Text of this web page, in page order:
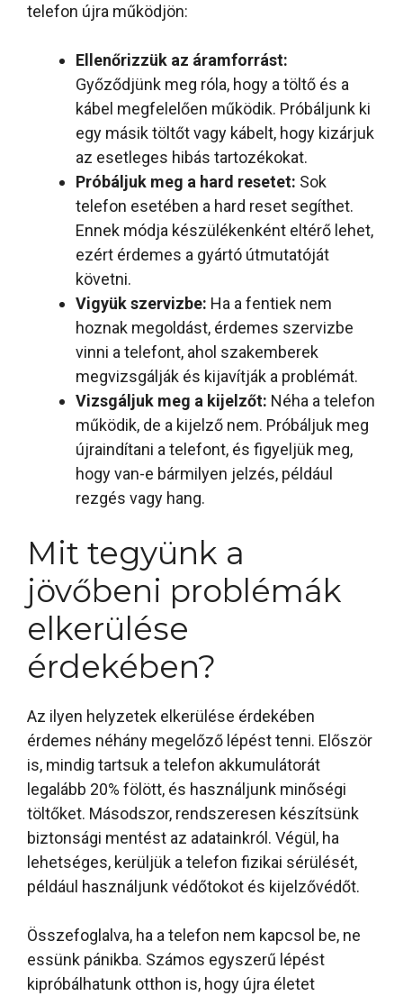
telefon újra működjön:
Ellenőrizzük az áramforrást:
Győződjünk meg róla, hogy a töltő és a
kábel megfelelően működik. Próbáljunk ki
egy másik töltőt vagy kábelt, hogy kizárjuk
az esetleges hibás tartozékokat.
Próbáljuk meg a hard resetet: Sok
telefon esetében a hard reset segíthet.
Ennek módja készülékenként eltérő lehet,
ezért érdemes a gyártó útmutatóját
követni.
Vigyük szervizbe: Ha a fentiek nem
hoznak megoldást, érdemes szervizbe
vinni a telefont, ahol szakemberek
megvizsgálják és kijavítják a problémát.
Vizsgáljuk meg a kijelzőt: Néha a telefon
működik, de a kijelző nem. Próbáljuk meg
újraindítani a telefont, és figyeljük meg,
hogy van-e bármilyen jelzés, például
rezgés vagy hang.
Mit tegyünk a
jövőbeni problémák
elkerülése
érdekében?
Az ilyen helyzetek elkerülése érdekében
érdemes néhány megelőző lépést tenni. Először
is, mindig tartsuk a telefon akkumulátorát
legalább 20% fölött, és használjunk minőségi
töltőket. Másodszor, rendszeresen készítsünk
biztonsági mentést az adatainkról. Végül, ha
lehetséges, kerüljük a telefon fizikai sérülését,
például használjunk védőtokot és kijelzővédőt.
Összefoglalva, ha a telefon nem kapcsol be, ne
essünk pánikba. Számos egyszerű lépést
kipróbálhatunk otthon is, hogy újra életet